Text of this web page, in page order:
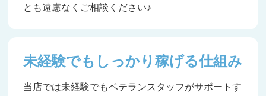
とも遠慮なくご相談ください♪
未経験でもしっかり稼げる仕組み
当店では未経験でもベテランスタッフがサポートす